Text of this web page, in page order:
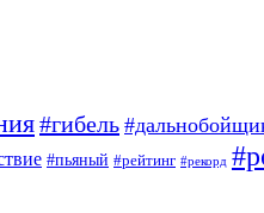
#гибель
#пьяный #рейтинг #рекорд